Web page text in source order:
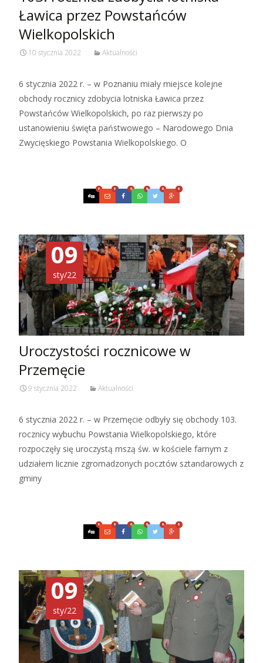
Ławica przez Powstańców
Wielkopolskich
10 stycznia 2022 Aktualności
6 stycznia 2022 r. – w Poznaniu miały miejsce kolejne
obchody rocznicy zdobycia lotniska Ławica przez
Powstańców Wielkopolskich, po raz pierwszy po
ustanowieniu święta państwowego – Narodowego Dnia
Zwycięskiego Powstania Wielkopolskiego. O
0 0 0 0 0 0
09
sty/22
Uroczystości rocznicowe w
Przemęcie
9 stycznia 2022 Aktualności
6 stycznia 2022 r. – w Przemęcie odbyły się obchody 103.
rocznicy wybuchu Powstania Wielkopolskiego, które
rozpoczęły się uroczystą mszą św. w kościele farnym z
udziałem licznie zgromadzonych pocztów sztandarowych z
gminy
0 0 0 0 0 0
09
sty/22